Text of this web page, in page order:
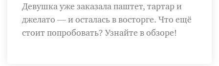
Девушка уже заказала паштет, тартар и
джелато — и осталась в восторге. Что ещё
стоит попробовать? Узнайте в обзоре!